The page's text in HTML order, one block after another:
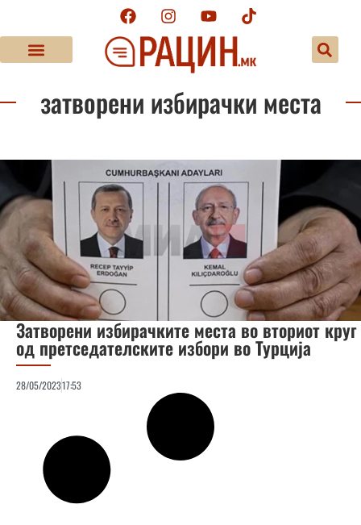
затворени избирачки места
Затворени избирачките места во вториот круг
од претседателските избори во Турција
28/05/202317:53